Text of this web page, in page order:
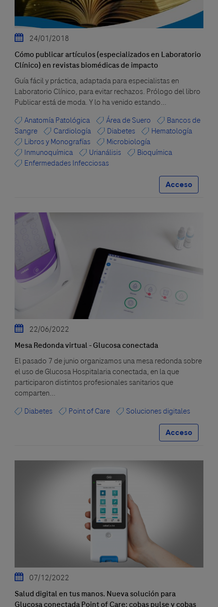
24/01/2018
Cómo publicar artículos (especializados en Laboratorio
Clínico) en revistas biomédicas de impacto
Guía fácil y práctica, adaptada para especialistas en
Laboratorio Clínico, para evitar rechazos. Prólogo del libro
Publicar está de moda. Y lo ha venido estando...
Anatomía Patológica
Área de Suero
Bancos de
Sangre
Cardiología Diabetes
Hematología
Libros y Monografías
Microbiología
Inmunoquímica
Urianálisis
Bioquímica
Enfermedades Infecciosas
Acceso
22/06/2022
Mesa Redonda virtual - Glucosa conectada
El pasado 7 de junio organizamos una mesa redonda sobre
el uso de Glucosa Hospitalaria conectada, en la que
participaron distintos profesionales sanitarios que
comparten...
Diabetes
Point of Care
Soluciones digitales
Acceso
07/12/2022
Salud digital en tus manos. Nueva solución para
Glucosa conectada Point of Care: cobas pulse y cobas